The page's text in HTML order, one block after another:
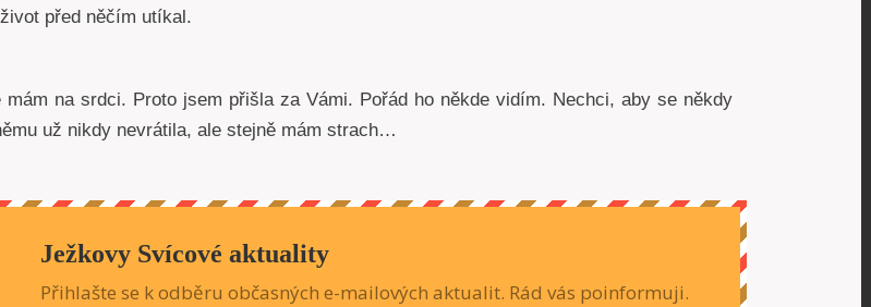
před něčím utíkal.
na srdci. Proto jsem přišla za Vámi. Pořád ho někde vidím. Nechci, aby se někdy
už nikdy nevrátila, ale stejně mám strach…
Ježkovy Svícové aktuality
Přihlašte se k odběru občasných e-mailových aktualit. Rád vás poinformuji.